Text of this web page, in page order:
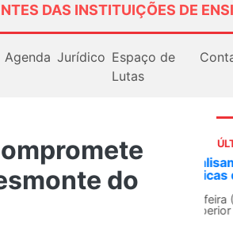
DAS INSTITUIÇÕES DE
Agenda Jurídico Espaço de
Lutas
do
O